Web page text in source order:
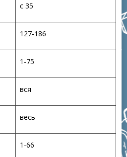
с 35
127-186
1-75
вся
весь
1-66